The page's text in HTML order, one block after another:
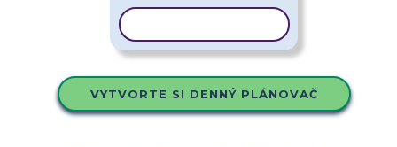
VYTVORTE SI DENNÝ PLÁNOVAČ